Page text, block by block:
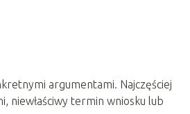
argumentami. Najczęściej
niewłaściwy termin wniosku lub